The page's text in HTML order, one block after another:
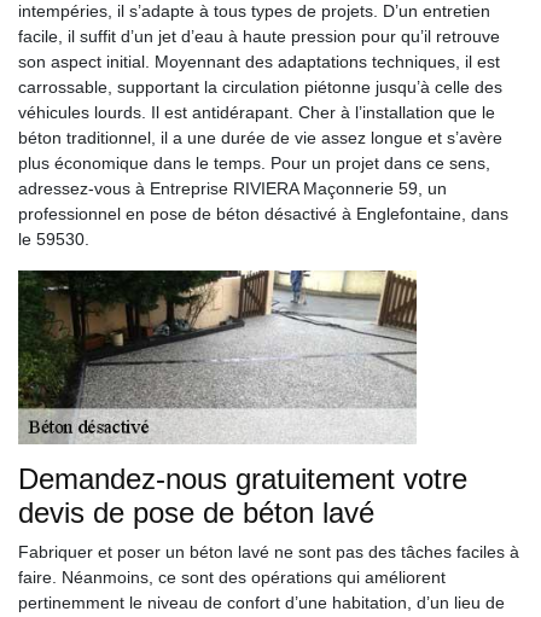
intempéries, il s’adapte à tous types de projets. D’un entretien
facile, il suffit d’un jet d’eau à haute pression pour qu’il retrouve
son aspect initial. Moyennant des adaptations techniques, il est
carrossable, supportant la circulation piétonne jusqu’à celle des
véhicules lourds. Il est antidérapant. Cher à l’installation que le
béton traditionnel, il a une durée de vie assez longue et s’avère
plus économique dans le temps. Pour un projet dans ce sens,
adressez-vous à Entreprise RIVIERA Maçonnerie 59, un
professionnel en pose de béton désactivé à Englefontaine, dans
le 59530.
Demandez-nous gratuitement votre
devis de pose de béton lavé
Fabriquer et poser un béton lavé ne sont pas des tâches faciles à
faire. Néanmoins, ce sont des opérations qui améliorent
pertinemment le niveau de confort d’une habitation, d’un lieu de